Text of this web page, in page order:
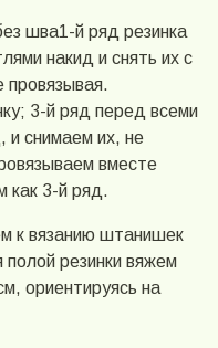
1-й ряд резинка
накид и снять их с
провязывая.
3-й ряд перед всеми
и снимаем их, не
вместе
как 3-й ряд.
к вязанию штанишек
резинки вяжем
ориентируясь на